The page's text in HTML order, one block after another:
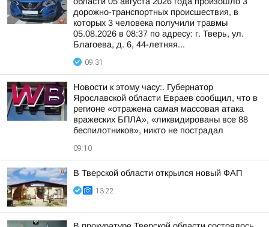
дорожно-транспортных происшествия, в
которых 3 человека получили травмы
05.08.2026 в 08:37 по адресу: г. Тверь, ул.
Благоева, д. 6, 44-летняя...
09:31
Новости к этому часу:. Губернатор
Ярославской области Евраев сообщил, что в
регионе «отражена самая массовая атака
вражеских БПЛА», «ликвидированы все 88
беспилотников», никто не пострадал
09:10
В Тверской области открылся новый ФАП
13:22